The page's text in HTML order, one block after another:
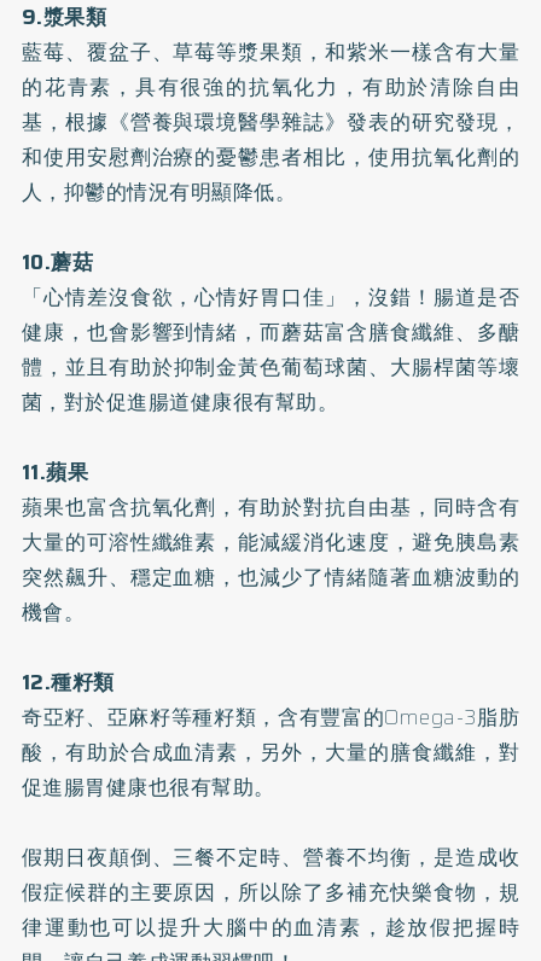
9.漿果類
藍莓、覆盆子、草莓等漿果類，和紫米一樣含有大量
的花青素，具有很強的抗氧化力，有助於清除自由
基，根據《營養與環境醫學雜誌》發表的研究發現，
和使用安慰劑治療的憂鬱患者相比，使用抗氧化劑的
人，抑鬱的情況有明顯降低。
10.蘑菇
「心情差沒食欲，心情好胃口佳」，沒錯！腸道是否
健康，也會影響到情緒，而蘑菇富含膳食纖維、 多醣
體 ，並且有助於抑制金黃色葡萄球菌、大腸桿菌等壞
菌，對於促進腸道健康很有幫助。
11.蘋果
蘋果也富含抗氧化劑，有助於對抗自由基，同時含有
大量的可溶性纖維素，能減緩消化速度，避免胰島素
突然飆升、穩定血糖，也減少了情緒隨著血糖波動的
機會。
12.種籽類
奇亞籽、亞麻籽等種籽類，含有豐富的Omega-3脂肪
酸，有助於合成血清素，另外，大量的膳食纖維，對
促進腸胃健康也很有幫助。
假期日夜顛倒、三餐不定時、營養不均衡，是造成收
假症候群的主要原因，所以除了多補充快樂食物，規
律運動也可以提升大腦中的血清素，趁放假把握時